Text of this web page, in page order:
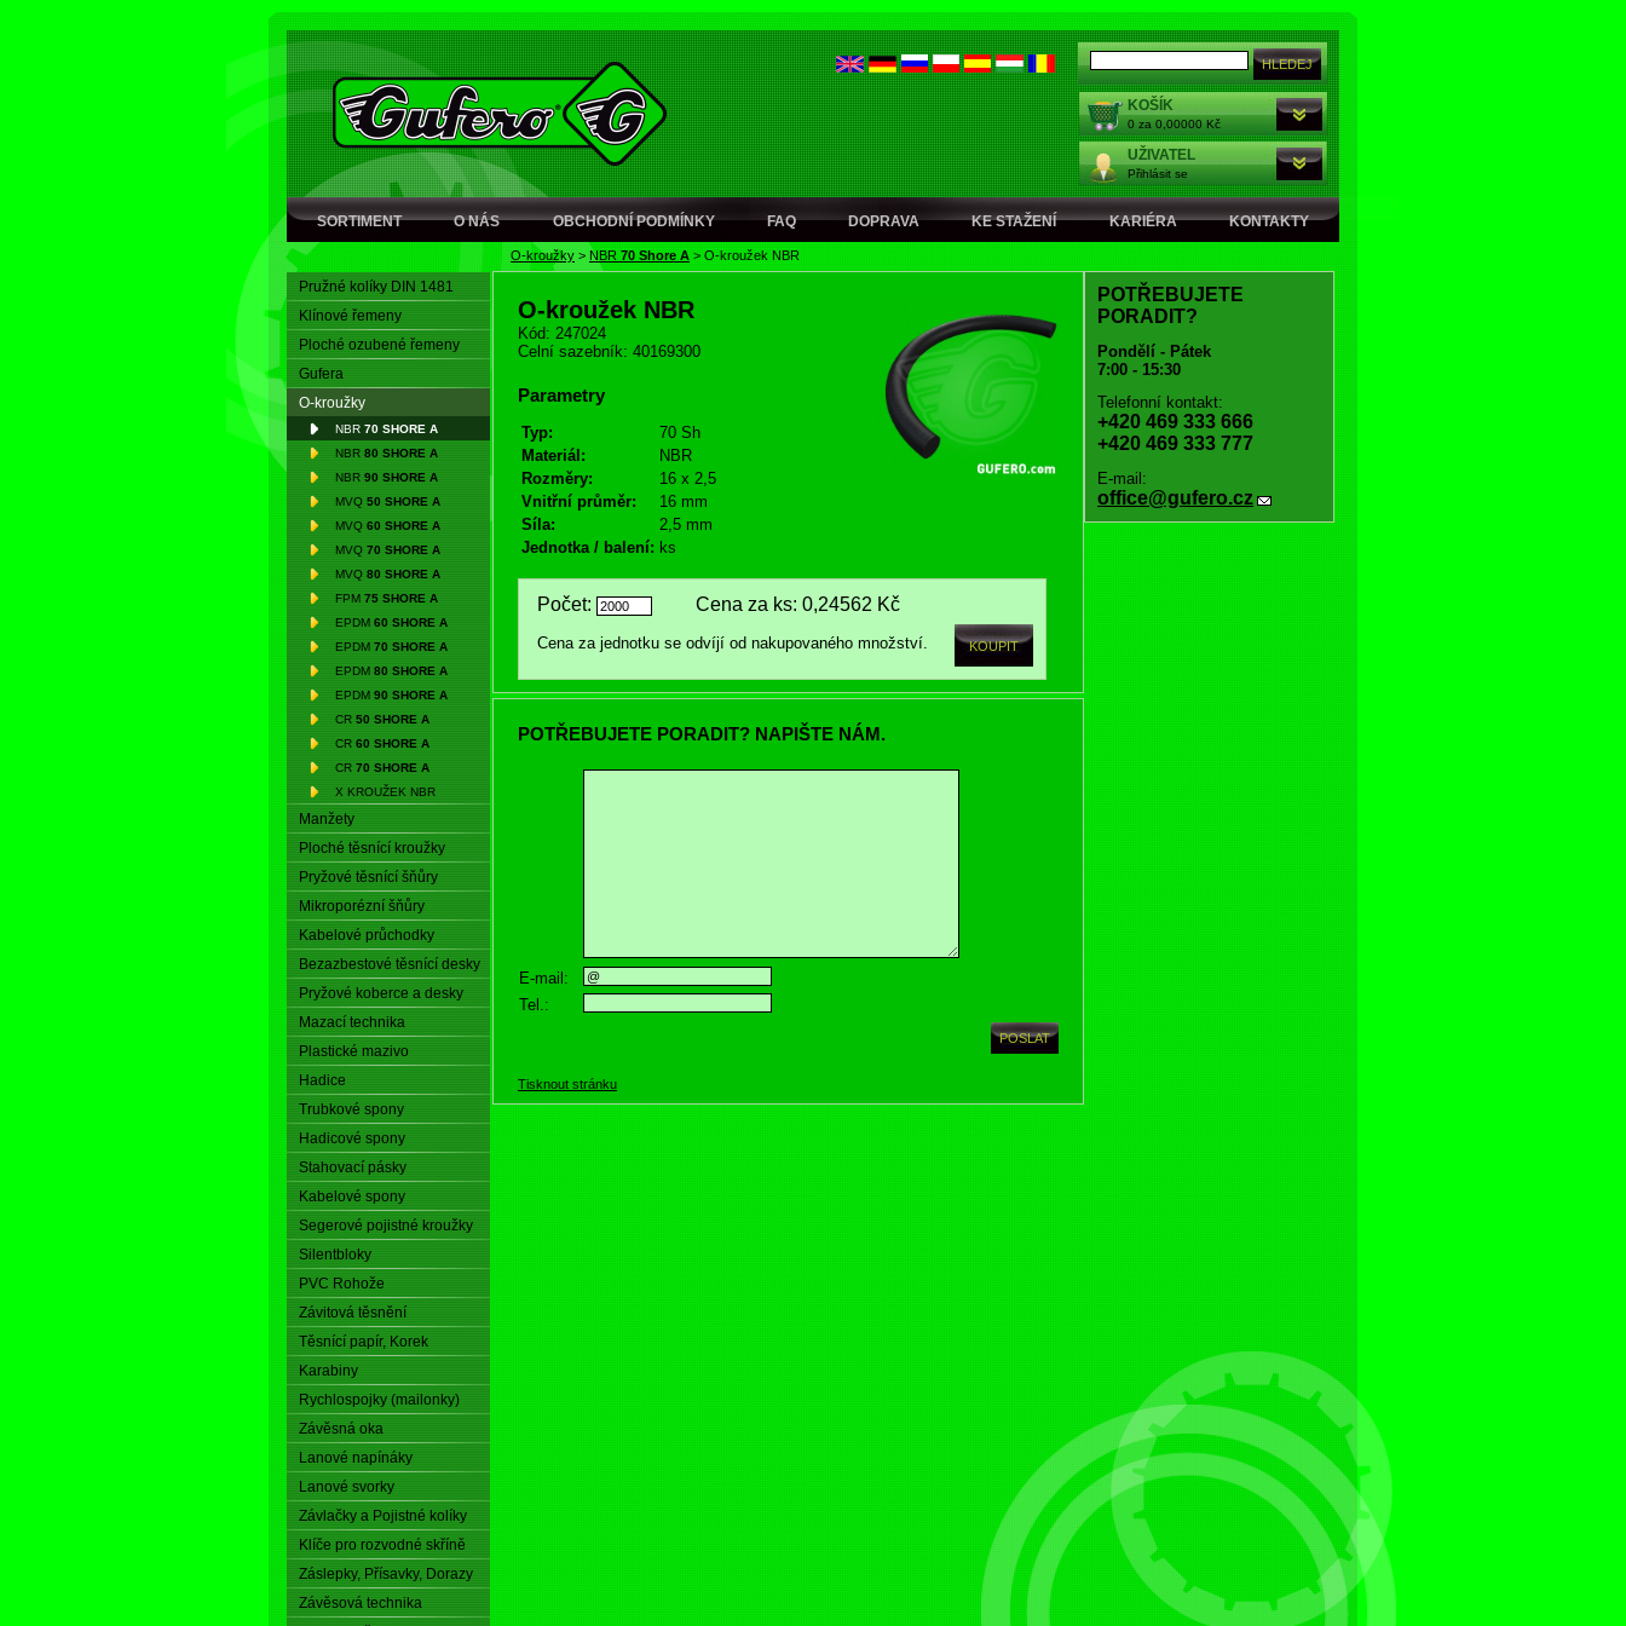
KOŠÍK
0 za 0,00000 Kč
UŽIVATEL
Přihlásit se
SORTIMENT O NÁS OBCHODNÍ PODMÍNKY FAQ DOPRAVA KE STAŽENÍ KARIÉRA KONTAKTY
O-kroužky > NBR 70 Shore A > O-kroužek NBR
Pružné kolíky DIN 1481
Klínové řemeny
Ploché ozubené řemeny
Gufera
O-kroužky
NBR 70 SHORE A
NBR 80 SHORE A
NBR 90 SHORE A
MVQ 50 SHORE A
MVQ 60 SHORE A
MVQ 70 SHORE A
MVQ 80 SHORE A
FPM 75 SHORE A
EPDM 60 SHORE A
EPDM 70 SHORE A
EPDM 80 SHORE A
EPDM 90 SHORE A
CR 50 SHORE A
CR 60 SHORE A
CR 70 SHORE A
X KROUŽEK NBR
Manžety
Ploché těsnící kroužky
Pryžové těsnící šňůry
Mikroporézní šňůry
Kabelové průchodky
Bezazbestové těsnící desky
Pryžové koberce a desky
Mazací technika
Plastické mazivo
Hadice
Trubkové spony
Hadicové spony
Stahovací pásky
Kabelové spony
Segerové pojistné kroužky
Silentbloky
PVC Rohože
Závitová těsnění
Těsnící papír, Korek
Karabiny
Rychlospojky (mailonky)
Závěsná oka
Lanové napínáky
Lanové svorky
Závlačky a Pojistné kolíky
Klíče pro rozvodné skříně
Záslepky, Přísavky, Dorazy
Závěsová technika
O-kroužek NBR
Kód: 247024
Celní sazebník: 40169300
Parametry
Typ:
70 Sh
Materiál:
NBR
Rozměry:
16 x 2,5
Vnitřní průměr:
16 mm
Síla:
2,5 mm
Jednotka / balení: ks
Počet: Cena za ks: 0,24562 Kč
Cena za jednotku se odvíjí od nakupovaného množství.
POTŘEBUJETE PORADIT? NAPIŠTE NÁM.
E-mail:
Tel.:
Tisknout stránku
POTŘEBUJETE
PORADIT?
Pondělí - Pátek
7:00 - 15:30
Telefonní kontakt:
+420 469 333 666
+420 469 333 777
E-mail:
office@gufero.cz